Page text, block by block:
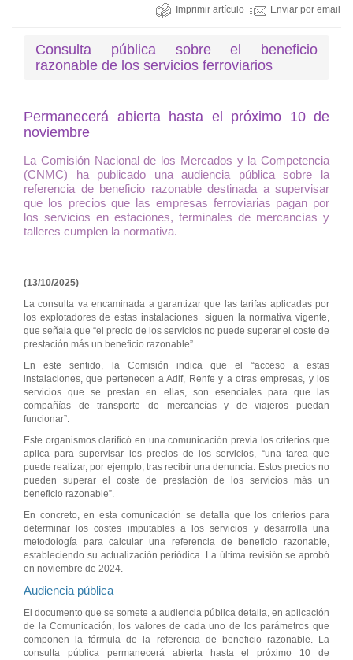
Imprimir artículo Enviar por email
Consulta pública sobre el beneficio
razonable de los servicios ferroviarios
Permanecerá abierta hasta el próximo 10 de
noviembre
La Comisión Nacional de los Mercados y la Competencia
(CNMC) ha publicado una audiencia pública sobre la
referencia de beneficio razonable destinada a supervisar
que los precios que las empresas ferroviarias pagan por
los servicios en estaciones, terminales de mercancías y
talleres cumplen la normativa.
(13/10/2025)
La consulta va encaminada a garantizar que las tarifas aplicadas por
los explotadores de estas instalaciones siguen la normativa vigente,
que señala que “el precio de los servicios no puede superar el coste de
prestación más un beneficio razonable”.
En este sentido, la Comisión indica que el “acceso a estas
instalaciones, que pertenecen a Adif, Renfe y a otras empresas, y los
servicios que se prestan en ellas, son esenciales para que las
compañías de transporte de mercancías y de viajeros puedan
funcionar”.
Este organismos clarificó en una comunicación previa los criterios que
aplica para supervisar los precios de los servicios, “una tarea que
puede realizar, por ejemplo, tras recibir una denuncia. Estos precios no
pueden superar el coste de prestación de los servicios más un
beneficio razonable”.
En concreto, en esta comunicación se detalla que los criterios para
determinar los costes imputables a los servicios y desarrolla una
metodología para calcular una referencia de beneficio razonable,
estableciendo su actualización periódica. La última revisión se aprobó
en noviembre de 2024.
Audiencia pública
El documento que se somete a audiencia pública detalla, en aplicación
de la Comunicación, los valores de cada uno de los parámetros que
componen la fórmula de la referencia de beneficio razonable. La
consulta pública permanecerá abierta hasta el próximo 10 de